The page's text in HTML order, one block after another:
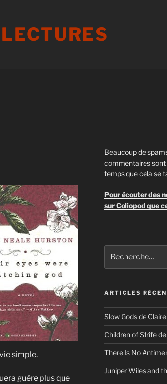
simple.
guère plus que
Beaucoup de
commentaires sont
temps que cela se
Pour écouter des
sur Coliopod que
pour
:
ARTICLES
Slow Gods de
Children of Strife
There Is No
Juniper Wiles and